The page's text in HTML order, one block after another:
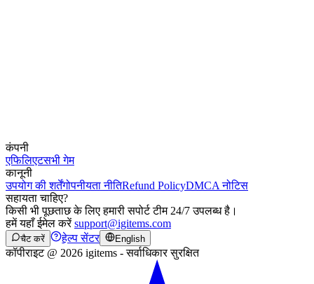
कंपनी
एफिलिएटसभी गेम
कानूनी
उपयोग की शर्तेंगोपनीयता नीतिRefund PolicyDMCA नोटिस
सहायता चाहिए?
किसी भी पूछताछ के लिए हमारी सपोर्ट टीम 24/7 उपलब्ध है।
हमें यहाँ ईमेल करेंsupport@igitems.com
चैट करें हेल्प सेंटर English
कॉपीराइट @ 2026 igitems - सर्वाधिकार सुरक्षित